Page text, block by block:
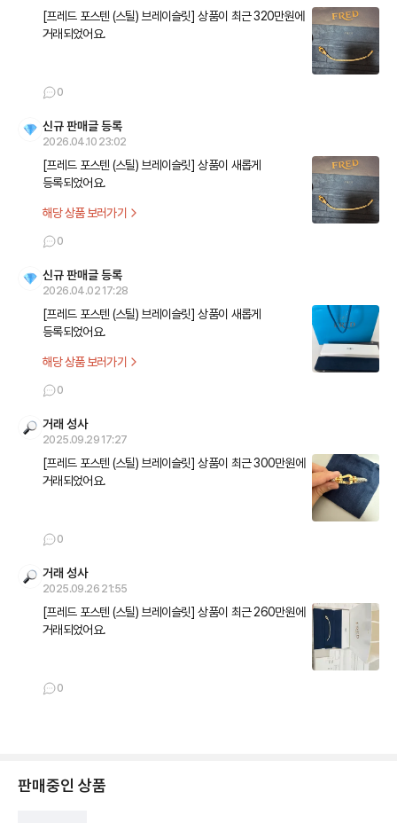
[프레드 포스텐 (스틸) 브레이슬릿] 상품이 최근 320만원에
거래되었어요.
0
신규 판매글 등록
2026.04.10 23:02
[프레드 포스텐 (스틸) 브레이슬릿] 상품이 새롭게
등록되었어요.
해당 상품 보러가기
0
신규 판매글 등록
2026.04.02 17:28
[프레드 포스텐 (스틸) 브레이슬릿] 상품이 새롭게
등록되었어요.
해당 상품 보러가기
0
거래 성사
2025.09.29 17:27
[프레드 포스텐 (스틸) 브레이슬릿] 상품이 최근 300만원에
거래되었어요.
0
거래 성사
2025.09.26 21:55
[프레드 포스텐 (스틸) 브레이슬릿] 상품이 최근 260만원에
거래되었어요.
0
판매중인 상품